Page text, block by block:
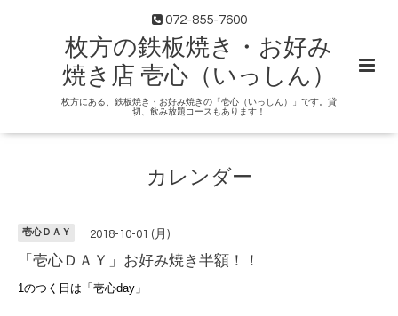
072-855-7600
枚方の鉄板焼き・お好み
焼き店 壱心（いっしん）
枚方にある、鉄板焼き・お好み焼きの「壱心（いっしん）」です。貸
切、飲み放題コースもあります！
カレンダー
壱心ＤＡＹ 2018-10-01 (月)
「壱心ＤＡＹ」お好み焼き半額！！
1のつく日は「壱心day」